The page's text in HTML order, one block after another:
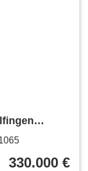
330.000 €